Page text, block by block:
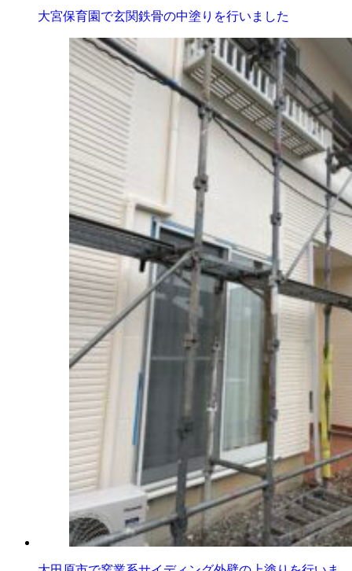
大宮保育園で玄関鉄骨の中塗りを行いました